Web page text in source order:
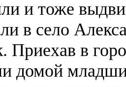
и тоже
в село
Приехав в
домой